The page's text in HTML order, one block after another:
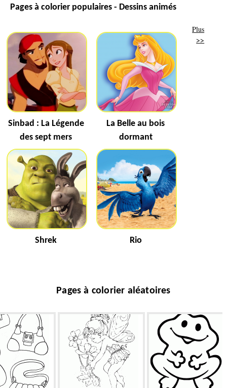
Pages à colorier populaires - Dessins animés
Sinbad : La Légende
des sept mers
La Belle au bois
dormant
Shrek Rio
Plus
>>
Pages à colorier aléatoires